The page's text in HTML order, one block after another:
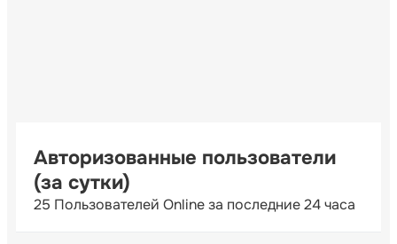
Авторизованные пользователи
(за сутки)
25 Пользователей Online за последние 24 часа